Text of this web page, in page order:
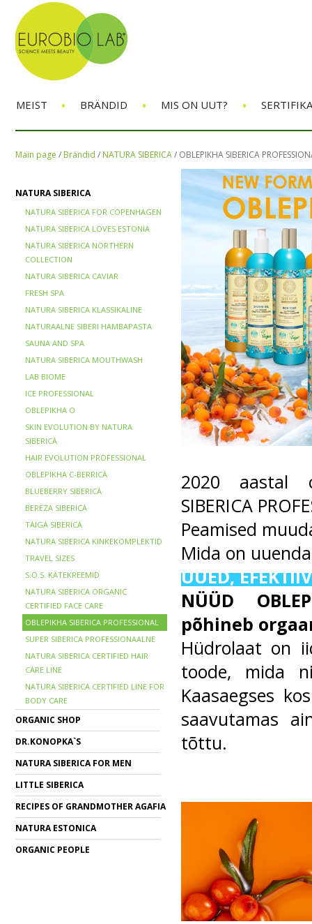
MEIST • BRÄNDID • MIS ON UUT? •
Main page / Brändid / NATURA SIBERICA/ OBLEPIKHA SIBERICA
NATURA SIBERICA
NATURA SIBERICA FOR COPENHAGEN
NATURA SIBERICA LOVES ESTONIA
NATURA SIBERICA NORTHERN
COLLECTION
NATURA SIBERICA CAVIAR
FRESH SPA
NATURA SIBERICA KLASSIKALINE
NATURAALNE SIBERI HAMBAPASTA
SAUNA AND SPA
NATURA SIBERICA MOUTHWASH
LAB BIOME
ICE PROFESSIONAL
OBLEPIKHA O
SKIN EVOLUTION BY NATURA
SIBERICA
HAIR EVOLUTION PROFESSIONAL
OBLEPIKHA C-BERRICA
BLUEBERRY SIBERICA
BERЁZA SIBERICA
TAIGA SIBERICA
NATURA SIBERICA KINKEKOMPLEKTID
TRAVEL SIZES
S.O.S. KÄTEKREEMID
NATURA SIBERICA ORGANIC
CERTIFIED FACE CARE
OBLEPIKHA SIBERICA PROFESSIONAL
SUPER SIBERICA PROFESSIONAALNE
NATURA SIBERICA CERTIFIED HAIR
CARE LINE
NATURA SIBERICA CERTIFIED LINE FOR
BODY CARE
ORGANIC SHOP
DR.KONOPKA`S
NATURA SIBERICA FOR MEN
LITTLE SIBERICA
RECIPES OF GRANDMOTHER AGAFIA
NATURA ESTONICA
ORGANIC PEOPLE
2020 aastal
SIBERICA
Peamised
Mida on
UUED,
NÜÜD
põhineb
Hüdrolaat on
toode, mida
Kaasaegses
saavutamas
tõttu.